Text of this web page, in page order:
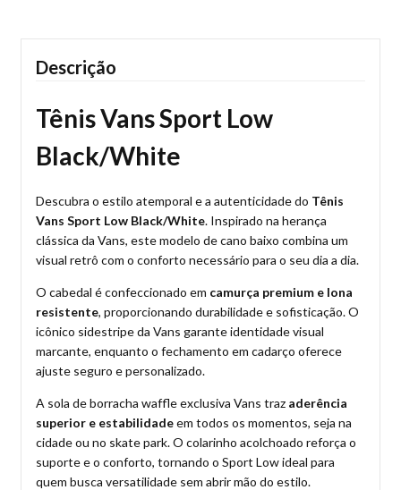
Descrição
Tênis Vans Sport Low
Black/White
Descubra o estilo atemporal e a autenticidade do Tênis
Vans Sport Low Black/White. Inspirado na herança
clássica da Vans, este modelo de cano baixo combina um
visual retrô com o conforto necessário para o seu dia a dia.
O cabedal é confeccionado em camurça premium e lona
resistente, proporcionando durabilidade e sofisticação. O
icônico sidestripe da Vans garante identidade visual
marcante, enquanto o fechamento em cadarço oferece
ajuste seguro e personalizado.
A sola de borracha waffle exclusiva Vans traz aderência
superior e estabilidadeem todos os momentos, seja na
cidade ou no skate park. O colarinho acolchoado reforça o
suporte e o conforto, tornando o Sport Low ideal para
quem busca versatilidade sem abrir mão do estilo.